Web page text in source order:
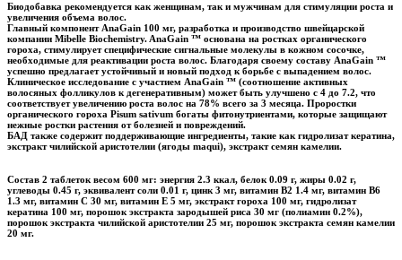
Биодобавка рекомендуется как женщинам, так и мужчинам для стимуляции роста и
увеличения объема волос.
Главный компонент AnaGain 100 мг, разработка и производство швейцарской
компании Mibelle Biochemistry. AnaGain ™ основана на ростках органического
гороха, стимулирует специфические сигнальные молекулы в кожном сосочке,
необходимые для реактивации роста волос. Благодаря своему составу AnaGain ™
успешно предлагает устойчивый и новый подход к борьбе с выпадением волос.
Клиническое исследование с участием AnaGain ™ (соотношение активных
волосяных фолликулов к дегенеративным) может быть улучшено с 4 до 7.2, что
соответствует увеличению роста волос на 78% всего за 3 месяца. Проростки
органического гороха Pisum sativum богаты фитонутриентами, которые защищают
нежные ростки растения от болезней и повреждений.
БАД также содержит поддерживающие ингредиенты, такие как гидролизат кератина,
экстракт чилийской аристотелии (ягоды maqui), экстракт семян камелии.
Состав 2 таблеток весом 600 мг: энергия 2.3 ккал, белок 0.09 г, жиры 0.02 г,
углеводы 0.45 г, эквивалент соли 0.01 г, цинк 3 мг, витамин B2 1.4 мг, витамин B6
1.3 мг, витамин C 30 мг, витамин Е 5 мг, экстракт гороха 100 мг, гидролизат
кератина 100 мг, порошок экстракта зародышей риса 30 мг (полиамин 0.2%),
порошок экстракта чилийской аристотелии 25 мг, порошок экстракта семян камелии
20 мг.